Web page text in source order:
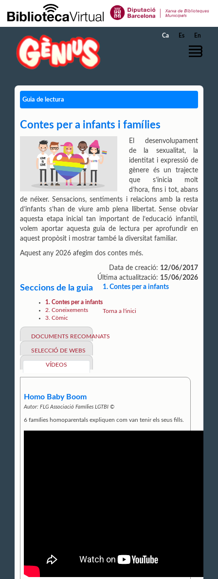
Salta al contingut principal
Ca Es En
Guia de lectura
Contes per a infants i famílies
El desenvolupament
de la sexualitat, la
identitat i expressió de
gènere és un trajecte
que s’inicia molt
d’hora, fins i tot, abans
de néixer. Sensacions, sentiments i relacions amb la resta
d’infants s’han de viure amb plena llibertat. Sense obviar
aquesta etapa inicial tan important de l’educació infantil,
volem aportar aquesta guia de lectura per aprofundir en
aquest propòsit i mostrar també la diversitat familiar.
Aquest any 2026 afegim dos contes més.
Data de creació: 12/06/2017
Última actualització: 15/06/2026
Seccions de la guia
1. Contes per a infants
2. Coneixements
3. Còmic
1. Contes per a infants
DOCUMENTS RECOMANATS
SELECCIÓ DE WEBS
VÍDEOS
Homo Baby Boom
Autor: FLG Associació Famílies LGTBI ©
6 famílies homoparentals expliquen com van tenir els seus fills.
Torna a l'inici